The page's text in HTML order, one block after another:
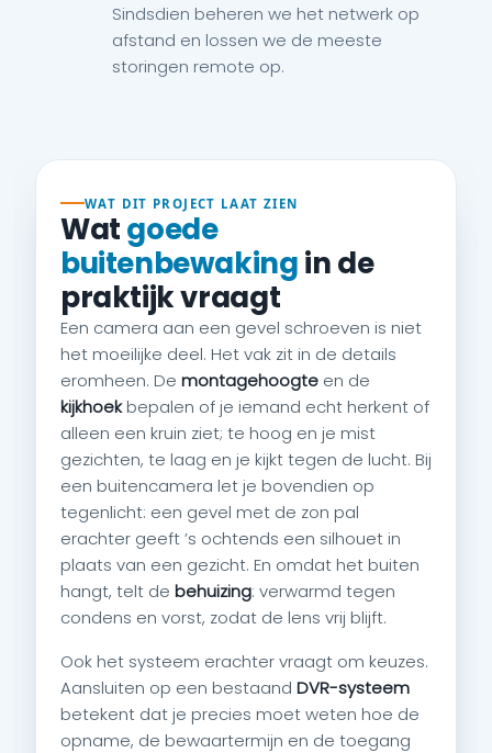
Sindsdien beheren we het netwerk op
afstand en lossen we de meeste
storingen remote op.
WAT DIT PROJECT LAAT ZIEN
Watgoede
buitenbewakingin de
praktijk vraagt
Een camera aan een gevel schroeven is niet
het moeilijke deel. Het vak zit in de details
eromheen. De montagehoogte en de
kijkhoekbepalen of je iemand echt herkent of
alleen een kruin ziet; te hoog en je mist
gezichten, te laag en je kijkt tegen de lucht. Bij
een buitencamera let je bovendien op
tegenlicht: een gevel met de zon pal
erachter geeft ’s ochtends een silhouet in
plaats van een gezicht. En omdat het buiten
hangt, telt de behuizing: verwarmd tegen
condens en vorst, zodat de lens vrij blijft.
Ook het systeem erachter vraagt om keuzes.
Aansluiten op een bestaand DVR-systeem
betekent dat je precies moet weten hoe de
opname, de bewaartermijn en de toegang